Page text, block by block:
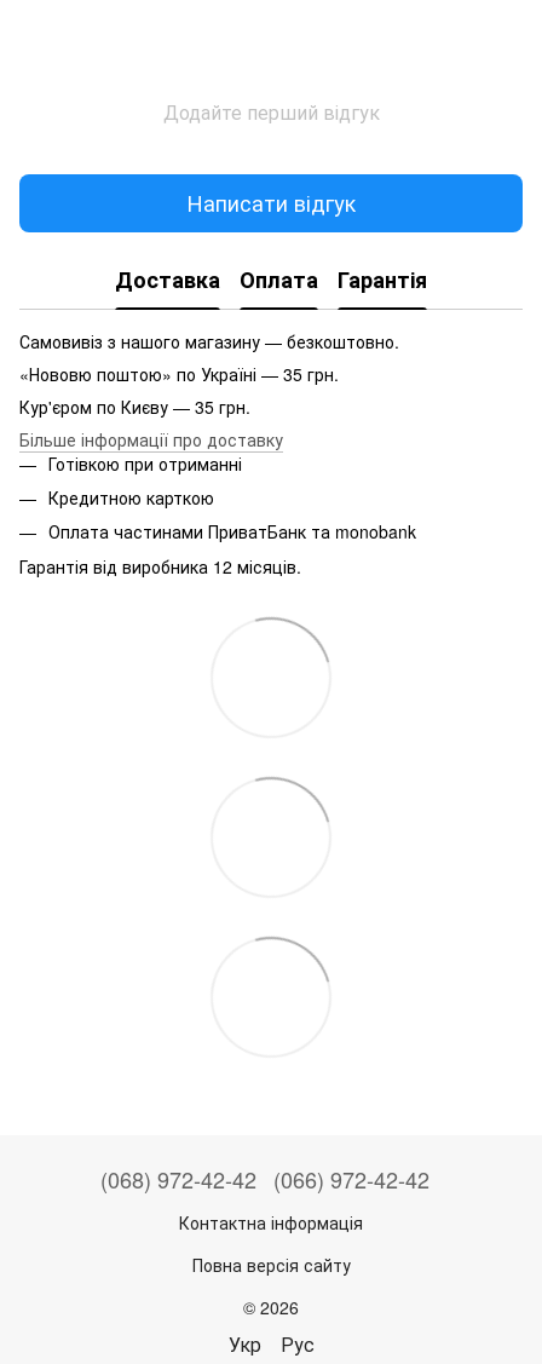
Додайте перший відгук
Написати відгук
Доставка Оплата Гарантія
Самовивіз з нашого магазину — безкоштовно.
«Нововю поштою» по Україні — 35 грн.
Кур'єром по Києву — 35 грн.
Більше інформації про доставку
Готівкою при отриманні
Кредитною карткою
Оплата частинами ПриватБанк та monobank
Гарантія від виробника 12 місяців.
(068) 972-42-42 (066) 972-42-42
Контактна інформація
Повна версія сайту
© 2026
Укр Рус